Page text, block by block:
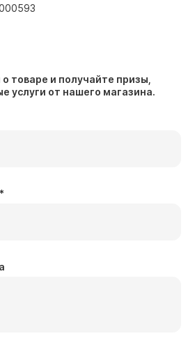
товаре и получайте призы,
услуги от нашего магазина.
*